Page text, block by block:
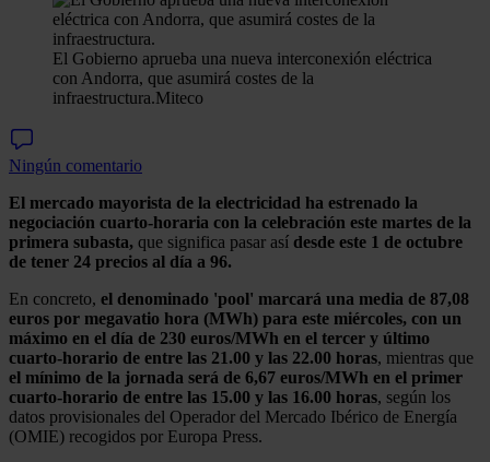
El Gobierno aprueba una nueva interconexión eléctrica
con Andorra, que asumirá costes de la
infraestructura.Miteco
Ningún comentario
El mercado mayorista de la electricidad ha estrenado la
negociación cuarto-horaria con la celebración este martes de la
primera subasta, que significa pasar así desde este 1 de octubre
de tener 24 precios al día a 96.
En concreto, el denominado 'pool' marcará una media de 87,08
euros por megavatio hora (MWh) para este miércoles, con un
máximo en el día de 230 euros/MWh en el tercer y último
cuarto-horario de entre las 21.00 y las 22.00 horas, mientras que
el mínimo de la jornada será de 6,67 euros/MWh en el primer
cuarto-horario de entre las 15.00 y las 16.00 horas, según los
datos provisionales del Operador del Mercado Ibérico de Energía
(OMIE) recogidos por Europa Press.